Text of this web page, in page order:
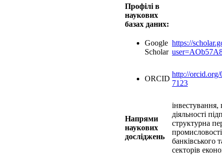
Профілі в
наукових
базах даних:
Google
Scholar
https://
ORCID
http://
7123
Напрями
наукових
досліджень
діяльності
структурна
банківського
секторів